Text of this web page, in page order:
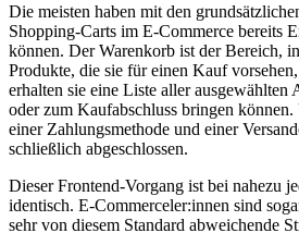
Die meisten haben mit den
Shopping-Carts im E-Commerce bereits
können. Der Warenkorb ist der Bereich,
Produkte, die sie für einen Kauf
erhalten sie eine Liste aller ausgewählten
oder zum Kaufabschluss bringen
einer Zahlungsmethode und einer
schließlich abgeschlossen.
Dieser Frontend-Vorgang ist bei nahezu
identisch. E-Commerceler:innen sind
sehr von diesem Standard abweichende